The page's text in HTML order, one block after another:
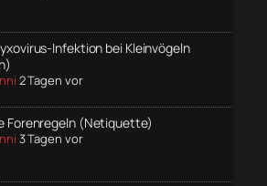
Infektion bei Kleinvögeln
2 Tagen vor
Forenregeln (Netiquette)
3 Tagen vor